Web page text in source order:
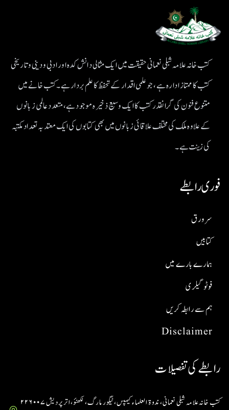
کتب خانہ علامہ شبلی نعمانی حقیقت میں ایک مثالی دانش کدہ اور ادبی ودینی و تاریخی
کتب کا ممتاز ادارہ ہے، جو علمی اقدار کے تحفظ کا علم بردار ہے۔کتب خانے میں
متنوع فنون کی گرانقدر کتب کا ایک وسیع ذخیرہ موجود ہے، متعدد عالمی زبانوں
کے علاوہ ملک کی مختلف علاقائی زبانوں میں بھی کتابوں کی ایک معتد بہ تعداد مکتبہ
کی زینت ہے۔
فوری رابطے
Disclaimer
ہم سے رابطہ کریں
فوٹو گیلری
ہمارے بارے میں
کتابیں
سر ورق
رابطے کی تفصیلات
کتب خانہ علامہ شبلی نعمانی، ندوۃ العلماء کیمپس، ٹیگور مارگ، لکھنؤ، اتر پردیش ۲۲۶۰۰۷